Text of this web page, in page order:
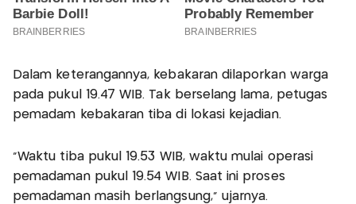
Dalam keterangannya, kebakaran dilaporkan warga
pada pukul 19.47 WIB. Tak berselang lama, petugas
pemadam kebakaran tiba di lokasi kejadian.
“Waktu tiba pukul 19.53 WIB, waktu mulai operasi
pemadaman pukul 19.54 WIB. Saat ini proses
pemadaman masih berlangsung,” ujarnya.